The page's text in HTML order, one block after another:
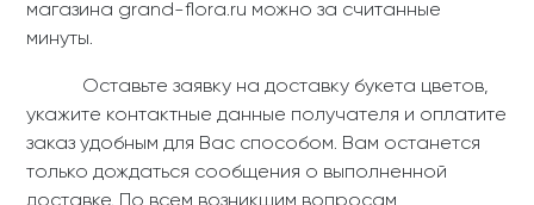
магазина grand-flora.ru можно за считанные
минуты.
Оставьте заявку на доставку букета цветов,
укажите контактные данные получателя и оплатите
заказ удобным для Вас способом. Вам останется
только дождаться сообщения о выполненной